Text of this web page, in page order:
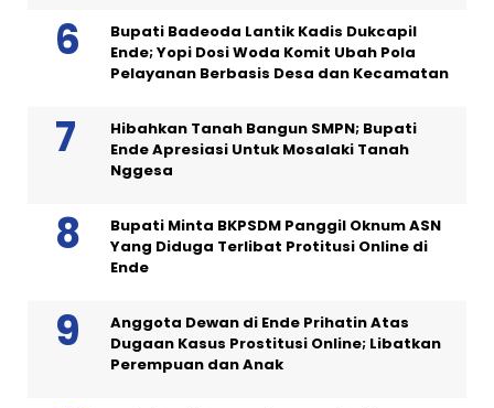
Bupati Badeoda Lantik Kadis Dukcapil
Ende; Yopi Dosi Woda Komit Ubah Pola
Pelayanan Berbasis Desa dan Kecamatan
Hibahkan Tanah Bangun SMPN; Bupati
Ende Apresiasi Untuk Mosalaki Tanah
Nggesa
Bupati Minta BKPSDM Panggil Oknum ASN
Yang Diduga Terlibat Protitusi Online di
Ende
Anggota Dewan di Ende Prihatin Atas
Dugaan Kasus Prostitusi Online; Libatkan
Perempuan dan Anak